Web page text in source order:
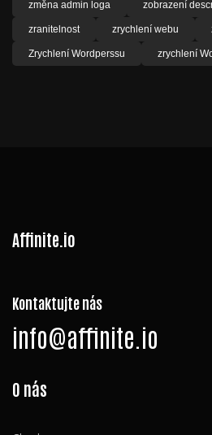
změna admin loga zobrazení
zranitelnost zrychlení webu
Zrychlení Wordperssu zrychlení
Affinite.io
Kontaktujte nás
info@affinite.io
O nás